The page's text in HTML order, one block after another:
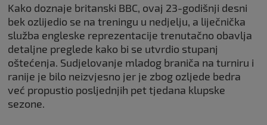
Kako doznaje britanski BBC, ovaj 23-godišnji desni
bek ozlijedio se na treningu u nedjelju, a liječnička
služba engleske reprezentacije trenutačno obavlja
detaljne preglede kako bi se utvrdio stupanj
oštećenja. Sudjelovanje mladog braniča na turniru i
ranije je bilo neizvjesno jer je zbog ozljede bedra
već propustio posljednjih pet tjedana klupske
sezone.